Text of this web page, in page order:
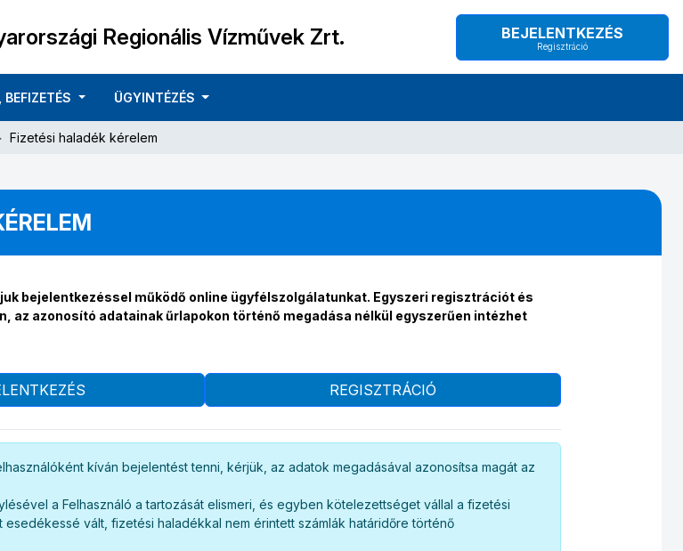
Regionális Vízművek Zrt. BEJELENTKEZÉS
Regisztráció
ÜGYINTÉZÉS
Fizetési haladék kérelem
bejelentkezéssel működő online ügyfélszolgálatunkat. Egyszeri regisztrációt és
az azonosító adatainak űrlapokon történő megadása nélkül egyszerűen intézhet
REGISZTRÁCIÓ
kíván bejelentést tenni, kérjük, az adatok megadásával azonosítsa magát az
a Felhasználó a tartozását elismeri, és egyben kötelezettséget vállal a fizetési
esedékessé vált, fizetési haladékkal nem érintett számlák határidőre történő